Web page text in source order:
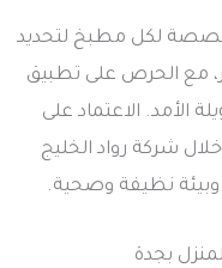
لكل مطبخ لتحديد
مع الحرص على تطبيق
الأمد. الاعتماد على
شركة رواد الخليج
نظيفة وصحية.
بجدة